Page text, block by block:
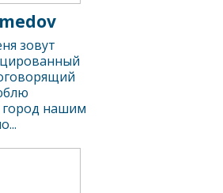
зовут
город нашим